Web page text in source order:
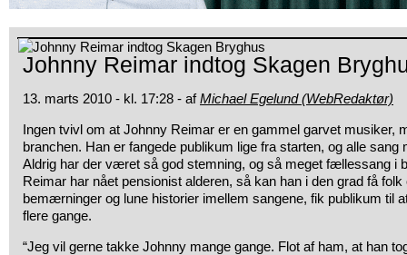
Johnny Reimar indtog Skagen
13. marts 2010 - kl. 17:28 - afMichael Egelund (WebRedaktør)
Ingen tvivl om at Johnny Reimar er en gammel garvet musiker,
branchen. Han er fangede publikum lige fra starten, og alle sang
Aldrig har der været så god stemning, og så meget fællessang i
Reimar har nået pensionist alderen, så kan han i den grad få
bemærninger og lune historier imellem sangene, fik publikum til
flere gange.
“Jeg vil gerne takke Johnny mange gange. Flot af ham, at han